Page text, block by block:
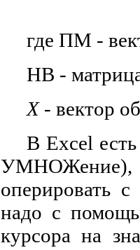
где ПМ -
НВ -
X- вектор
В Excel
УМНОЖение),
оперировать
надо с
курсора на